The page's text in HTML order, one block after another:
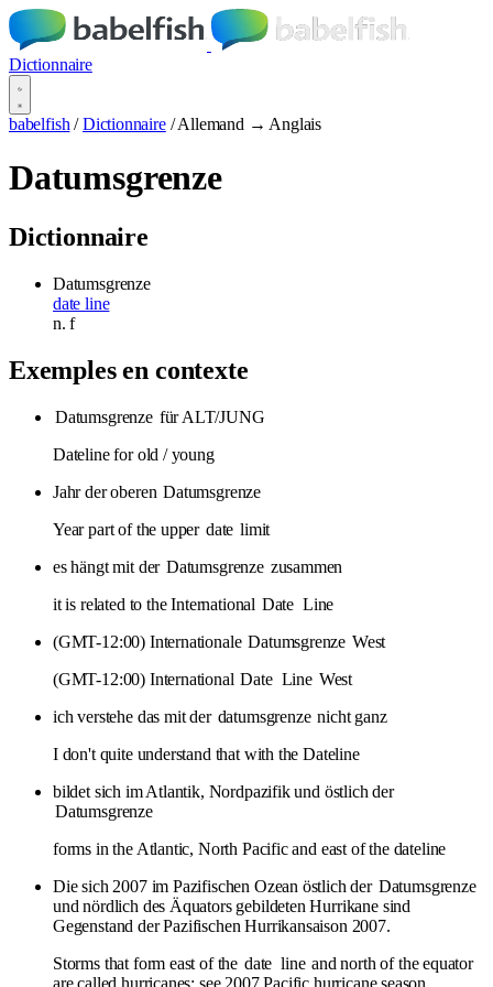
Dictionnaire
babelfish / Dictionnaire / Allemand → Anglais
Datumsgrenze
Dictionnaire
Datumsgrenze
date line
n.f
Exemples en contexte
Datumsgrenze für ALT/JUNG
Dateline for old / young
Jahr der oberen Datumsgrenze
Year part of the upper date limit
es hängt mit der Datumsgrenze zusammen
it is related to the International Date Line
(GMT-12:00) Internationale Datumsgrenze West
(GMT-12:00) International Date Line West
ich verstehe das mit der datumsgrenze nicht ganz
I don't quite understand that with the Dateline
bildet sich im Atlantik, Nordpazifik und östlich der
Datumsgrenze
forms in the Atlantic, North Pacific and east of the dateline
Die sich 2007 im Pazifischen Ozean östlich der Datumsgrenze
und nördlich des Äquators gebildeten Hurrikane sind
Gegenstand der Pazifischen Hurrikansaison 2007.
Storms that form east of the date line and north of the equator
are called hurricanes; see 2007 Pacific hurricane season.